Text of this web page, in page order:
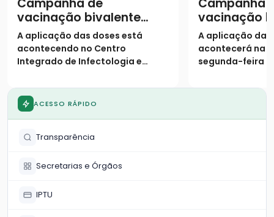
Campanha de
vacinação bivalente
contra a covid-19
continua em Catalão
A aplicação das doses está
acontecendo no Centro
Integrado de Infectologia e
Teixeira, que fica situado na Av.
Vinte de Agosto (ao lado do
SAMU).
Campanha
vacinação
contra a
começa
A aplicação das
acontecerá na
segunda-feira
Imunização (ao
ACESSO RÁPIDO
Transparência
Secretarias e Órgãos
IPTU